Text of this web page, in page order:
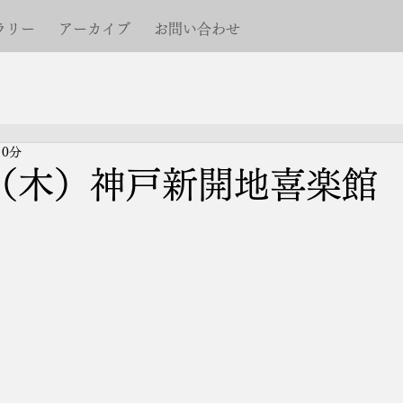
リー アーカイブ お問い合わせ
木）神戸新開地喜楽
分